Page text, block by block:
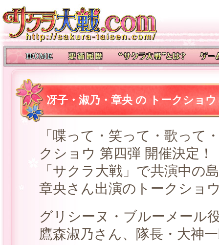
冴子・淑乃・章央 の トークショ
「喋って・笑って・歌って
クショウ 第四弾 開催決定！
「サクラ大戦」で共演中の
章央さん出演のトークショ
グリシーヌ・ブルーメール
鷹森淑乃さん、隊長・大神